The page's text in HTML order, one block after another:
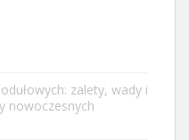
zalety, wady i
nowoczesnych